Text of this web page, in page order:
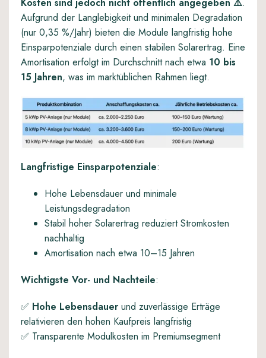
Kosten sind jedoch nicht öffentlich angegeben ⚠️.
Aufgrund der Langlebigkeit und minimalen Degradation
(nur 0,35 %/Jahr) bieten die Module langfristig hohe
Einsparpotenziale durch einen stabilen Solarertrag. Eine
Amortisation erfolgt im Durchschnitt nach etwa 10 bis
15 Jahren, was im marktüblichen Rahmen liegt.
Langfristige Einsparpotenziale:
Hohe Lebensdauer und minimale
Leistungsdegradation
Stabil hoher Solarertrag reduziert Stromkosten
nachhaltig
Amortisation nach etwa 10–15 Jahren
Wichtigste Vor- und Nachteile:
✅ Hohe Lebensdauer und zuverlässige Erträge
relativieren den hohen Kaufpreis langfristig
✅ Transparente Modulkosten im Premiumsegment